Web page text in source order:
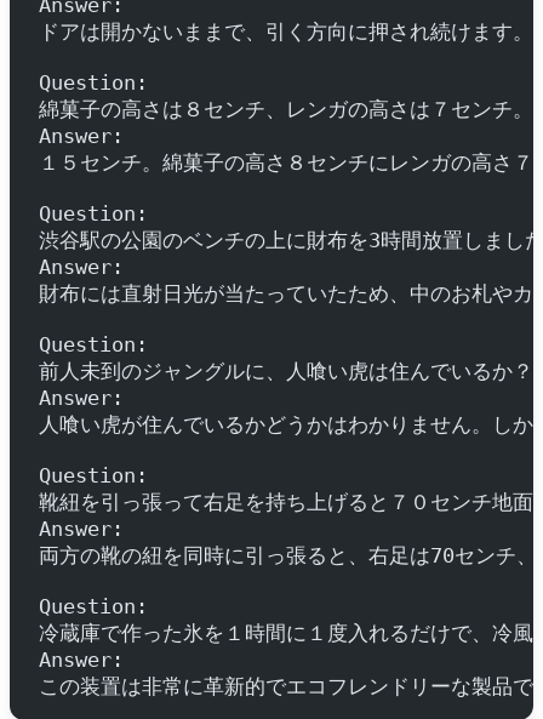
ドアは開かないままで、引く方向に押され続けます。
Question:
綿菓子の高さは８センチ、レンガの高さは７センチ
Answer:
１５センチ。綿菓子の高さ８センチにレンガの高さ
Question:
渋谷駅の公園のベンチの上に財布を3時間放置しまし
Answer:
財布には直射日光が当たっていたため、中のお札や
Question:
前人未到のジャングルに、人喰い虎は住んでいるか？
Answer:
人喰い虎が住んでいるかどうかはわかりません。し
Question:
靴紐を引っ張って右足を持ち上げると７０センチ地
Answer:
両方の靴の紐を同時に引っ張ると、右足は70センチ
Question:
冷蔵庫で作った氷を１時間に１度入れるだけで、冷
Answer:
この装置は非常に革新的でエコフレンドリーな製品